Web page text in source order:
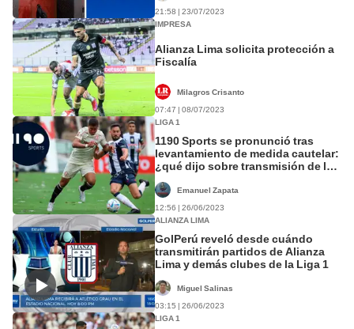
21:58 | 23/07/2023
IMPRESA
Alianza Lima solicita protección a
Fiscalía
Milagros Crisanto
07:47 | 08/07/2023
LIGA 1
1190 Sports se pronunció tras
levantamiento de medida cautelar:
¿qué dijo sobre transmisión de la
Emanuel Zapata
12:56 | 26/06/2023
ALIANZA LIMA
GolPerú reveló desde cuándo
transmitirán partidos de Alianza
Lima y demás clubes de la Liga 1
Miguel Salinas
03:15 | 26/06/2023
LIGA 1